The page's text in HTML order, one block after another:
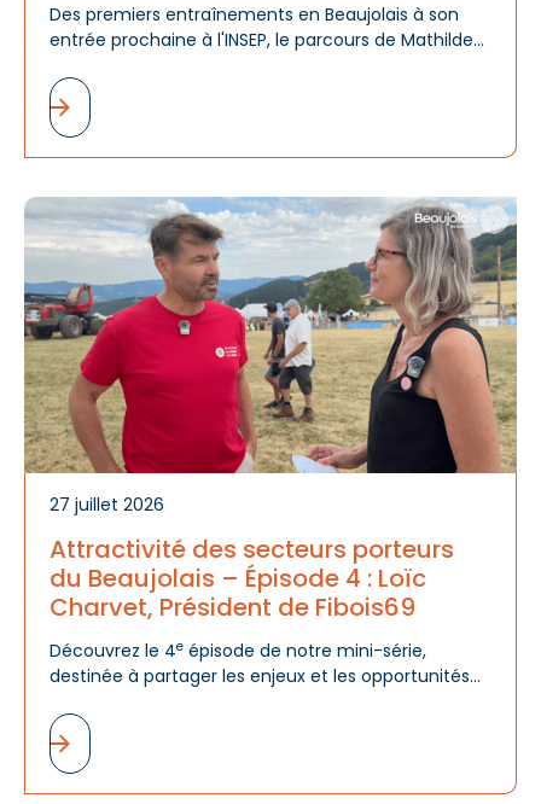
Des premiers entraînements en Beaujolais à son
entrée prochaine à l'INSEP, le parcours de Mathilde
celui d'un talent révélé, accompagné et encouragé
par tout un territoire.
27 juillet 2026
Attractivité des secteurs porteurs
du Beaujolais – Épisode 4 : Loïc
Charvet, Président de Fibois69
Découvrez le 4e épisode de notre mini-série,
destinée à partager les enjeux et les opportunités
de la vision de leur Président.